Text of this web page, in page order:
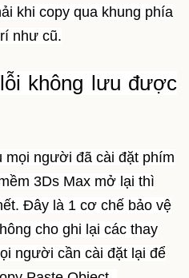
khi copy qua khung phía
như cũ.
không lưu được
người đã cài đặt phím
3Ds Max mở lại thì
Đây là 1 cơ chế bảo vệ
cho ghi lại các thay
người cần cài đặt lại để